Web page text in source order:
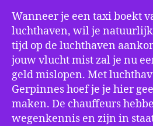
Wanneer je een taxi boekt
luchthaven, wil je
tijd op de luchthaven
jouw vlucht mist zal je nu
geld mislopen. Met
Gerpinnes hoef je je hier
maken. De chauffeurs
wegenkennis en zijn in